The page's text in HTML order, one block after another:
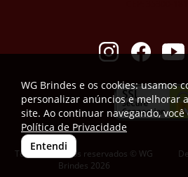
Todos os direitos reservados © WG
Brindes 2026
WG Brindes e os cookies: usamos
personalizar anúncios e melhorar
site. Ao continuar navegando,
Política de Privacidade
Entendi